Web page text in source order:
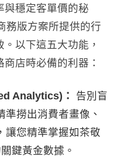
與穩定客單價的秘
務版方案所提供的行
以下這五大功能，
店時必備的利器：
Analytics)：
告別盲
準撈出消費者畫像、
讓您精準掌握如茶敬
鍵黃金數據。